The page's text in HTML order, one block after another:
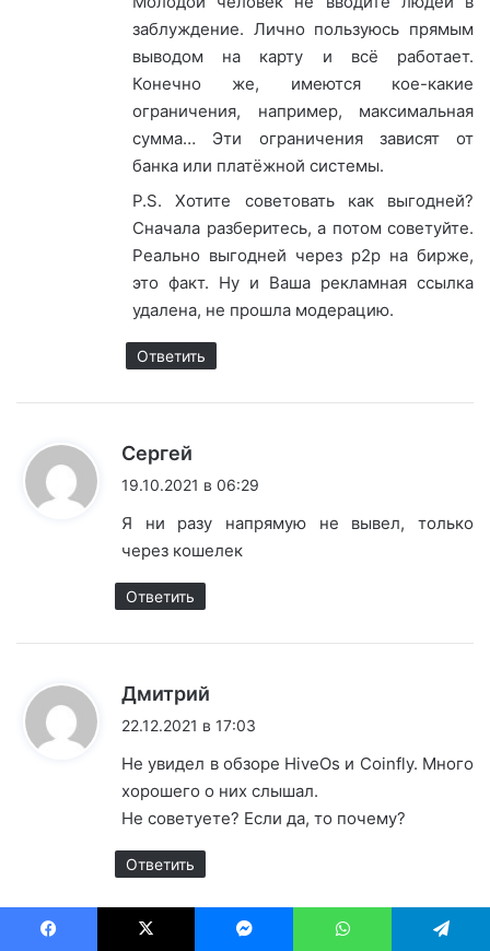
заблуждение. Лично пользуюсь прямым
выводом на карту и всё работает.
Конечно же, имеются кое-какие
ограничения, например, максимальная
сумма… Эти ограничения зависят от
банка или платёжной системы.
P.S. Хотите советовать как выгодней?
Сначала разберитесь, а потом советуйте.
Реально выгодней через p2p на бирже,
это факт. Ну и Ваша рекламная ссылка
удалена, не прошла модерацию.
Ответить
Сергей
19.10.2021 в 06:29
Я ни разу напрямую не вывел, только
через кошелек
Ответить
Дмитрий
22.12.2021 в 17:03
Не увидел в обзоре HiveOs и Coinfly. Много
хорошего о них слышал.
Не советуете? Если да, то почему?
Ответить